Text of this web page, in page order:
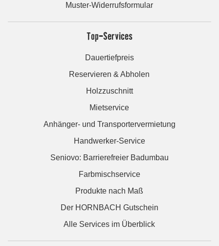
Muster-Widerrufsformular
Top-Services
Dauertiefpreis
Reservieren & Abholen
Holzzuschnitt
Mietservice
Anhänger- und Transportervermietung
Handwerker-Service
Seniovo: Barrierefreier Badumbau
Farbmischservice
Produkte nach Maß
Der HORNBACH Gutschein
Alle Services im Überblick